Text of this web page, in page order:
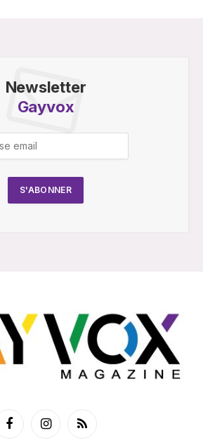
Newsletter
Gayvox
FacebookInstagramRSS